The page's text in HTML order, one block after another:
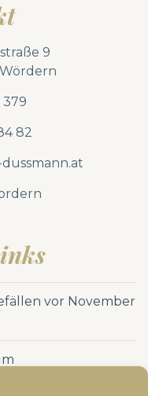
9
379
82
vor November